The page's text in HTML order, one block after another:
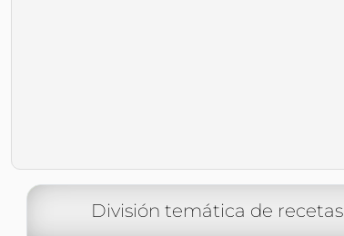
División temática de recetas